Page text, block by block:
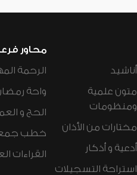
أناشيد
متون علمية
ومنظومات
مختارات من الأذان
أدعية و أذكار
استراحة التسجيلات
محاور
الرحمة
واحة
الحج و
خطب
القراءات